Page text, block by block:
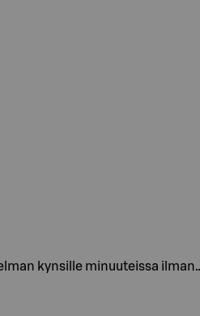
kynsille minuuteissa